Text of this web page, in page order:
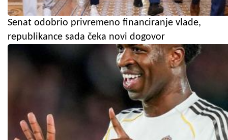
Senat odobrio privremeno financiranje vlade,
republikance sada čeka novi dogovor